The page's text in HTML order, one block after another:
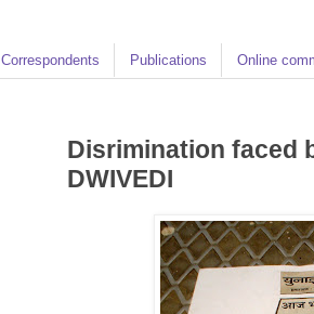
Correspondents Publications Online
Disrimination faced
DWIVEDI